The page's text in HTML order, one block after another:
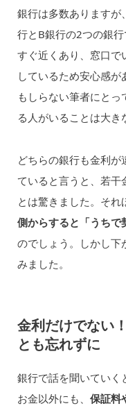
銀行は多数ありますが
行とB銀行の2つの銀
すぐ近くあり、窓口で
しているため安心感
もしらない筆者にと
る人がいることは大き
どちらの銀行も金利
ていると言うと、若干
とは驚きました。それ
側からすると「うちで
のでしょう。しかし下
みました。
金利だけでない
とも忘れずに
銀行で話を聞いていく
お金以外にも、 保証料